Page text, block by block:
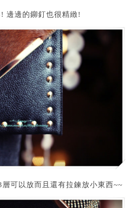
邊邊的鉚釘也很精緻!
可以放而且還有拉鍊放小東西~~